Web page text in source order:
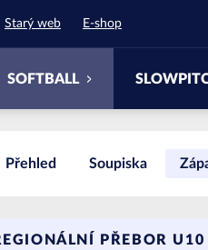
Starý web E-shop
SOFTBALL
Přehled Soupiska
PŘEBOR U10